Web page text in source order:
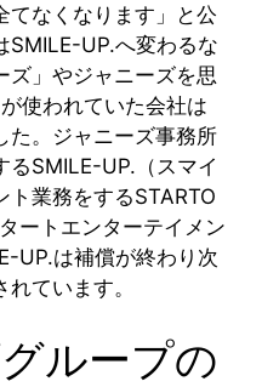
てなくなります」と公
SMILE-UP.へ変わるな
ズ」やジャニーズを思
使われていた会社は
た。ジャニーズ事務所
るSMILE-UP.（スマイ
ト業務をするSTARTO
ートエンターテイメン
UP.は補償が終わり次
ています。
ループの